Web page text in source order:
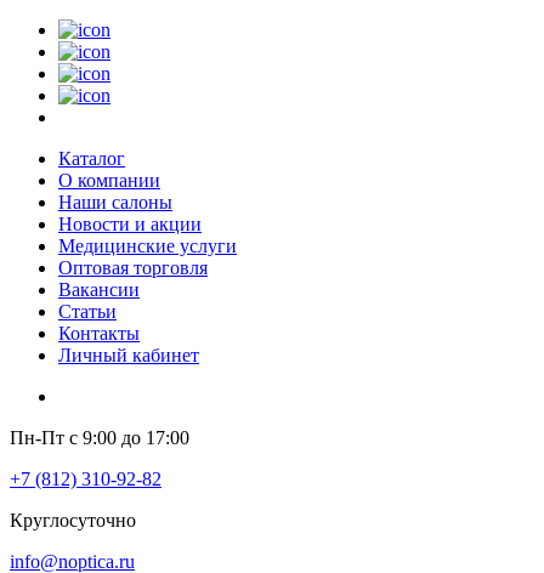
Каталог
О компании
Наши салоны
Новости и акции
Медицинские услуги
Оптовая торговля
Вакансии
Статьи
Контакты
Личный кабинет
Пн-Пт с 9:00 до 17:00
+7 (812) 310-92-82
Круглосуточно
info@noptica.ru